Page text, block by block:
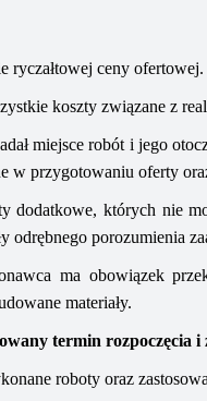
ryczałtowej ceny ofertowej.
koszty związane z
miejsce robót i jego
w przygotowaniu oferty
dodatkowe, których nie
odrębnego porozumienia
ma obowiązek
materiały.
termin rozpoczęcia i
roboty oraz